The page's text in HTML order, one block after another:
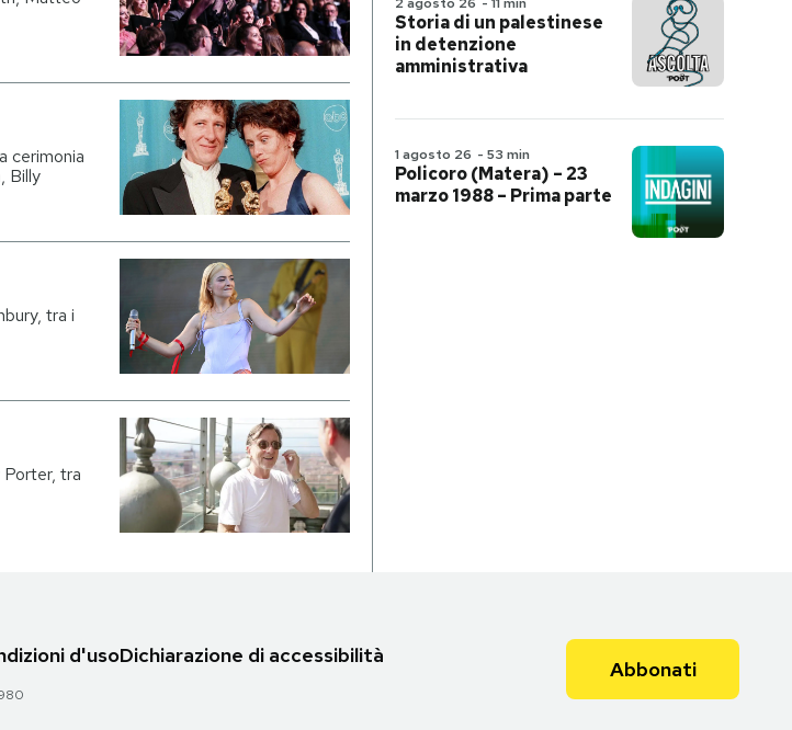
cerimonia
Billy
tra i
Porter, tra
Storia di un palestinese
in detenzione
amministrativa
1 agosto 26 - 53 min
Policoro (Matera) – 23
marzo 1988 – Prima parte
d'usoDichiarazione di accessibilità
Abbonati